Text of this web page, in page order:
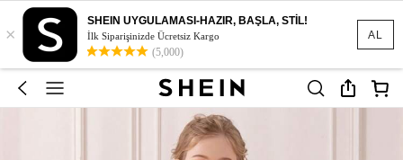
AL
×
SHEIN UYGULAMASI-HAZIR, BAŞLA, STİL!
İlk Siparişinizde Ücretsiz Kargo
(5,000)